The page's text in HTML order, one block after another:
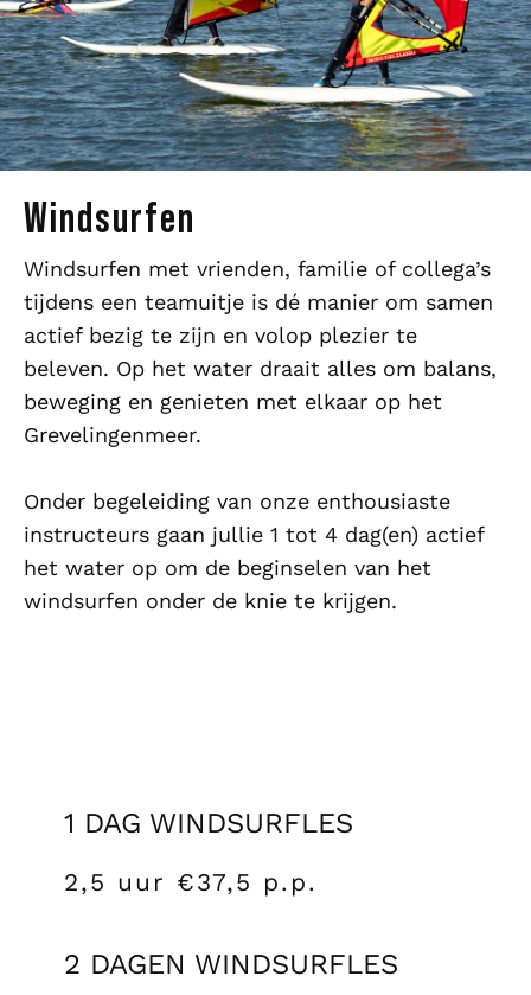
Windsurfen
Windsurfen met vrienden, familie of collega’s
tijdens een teamuitje is dé manier om samen
actief bezig te zijn en volop plezier te
beleven. Op het water draait alles om balans,
beweging en genieten met elkaar op het
Grevelingenmeer.
Onder begeleiding van onze enthousiaste
instructeurs gaan jullie 1 tot 4 dag(en) actief
het water op om de beginselen van het
windsurfen onder de knie te krijgen.
1 DAG WINDSURFLES
2,5 uur €37,5 p.p.
2 DAGEN WINDSURFLES